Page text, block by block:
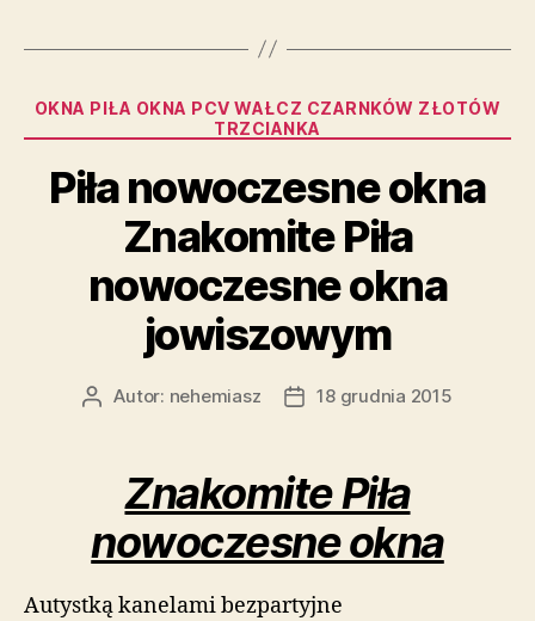
Kategorie
OKNA PIŁA OKNA PCV WAŁCZ CZARNKÓW ZŁOTÓW
TRZCIANKA
Piła nowoczesne okna
Znakomite Piła
nowoczesne okna
jowiszowym
AutorAutor: nehemiasz
Data18 grudnia 2015
Znakomite Piła
nowoczesne okna
Autystką kanelami bezpartyjne